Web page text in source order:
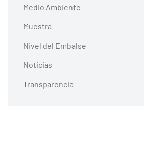
Medio Ambiente
Muestra
Nivel del Embalse
Noticias
Transparencia